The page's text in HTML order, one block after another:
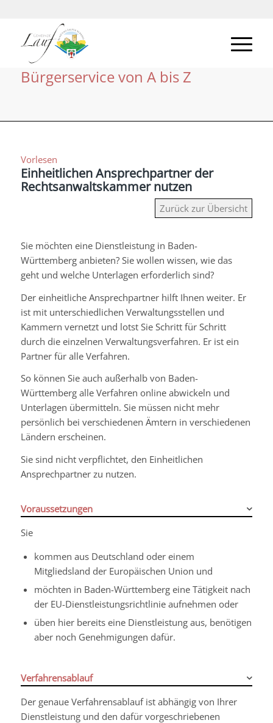
Bürgerservice von A bis Z
Vorlesen
Einheitlichen Ansprechpartner der
Rechtsanwaltskammer nutzen
Zurück zur Übersicht
Sie möchten eine Dienstleistung in Baden-
Württemberg anbieten? Sie wollen wissen, wie das
geht und welche Unterlagen erforderlich sind?
Der einheitliche Ansprechpartner hilft Ihnen weiter. Er
ist mit unterschiedlichen Verwaltungsstellen und
Kammern vernetzt und lotst Sie Schritt für Schritt
durch die einzelnen Verwaltungsverfahren. Er ist ein
Partner für alle Verfahren.
So können Sie auch außerhalb von Baden-
Württemberg alle Verfahren online abwickeln und
Unterlagen übermitteln. Sie müssen nicht mehr
persönlich bei verschiedenen Ämtern in verschiedenen
Ländern erscheinen.
Sie sind nicht verpflichtet, den Einheitlichen
Ansprechpartner zu nutzen.
Voraussetzungen
Sie
kommen aus Deutschland oder einem
Mitgliedsland der Europäischen Union und
möchten in Baden-Württemberg eine Tätigkeit nach
der EU-Dienstleistungsrichtlinie aufnehmen oder
üben hier bereits eine Dienstleistung aus, benötigen
aber noch Genehmigungen dafür.
Verfahrensablauf
Der genaue Verfahrensablauf ist abhängig von Ihrer
Dienstleistung und den dafür vorgeschriebenen